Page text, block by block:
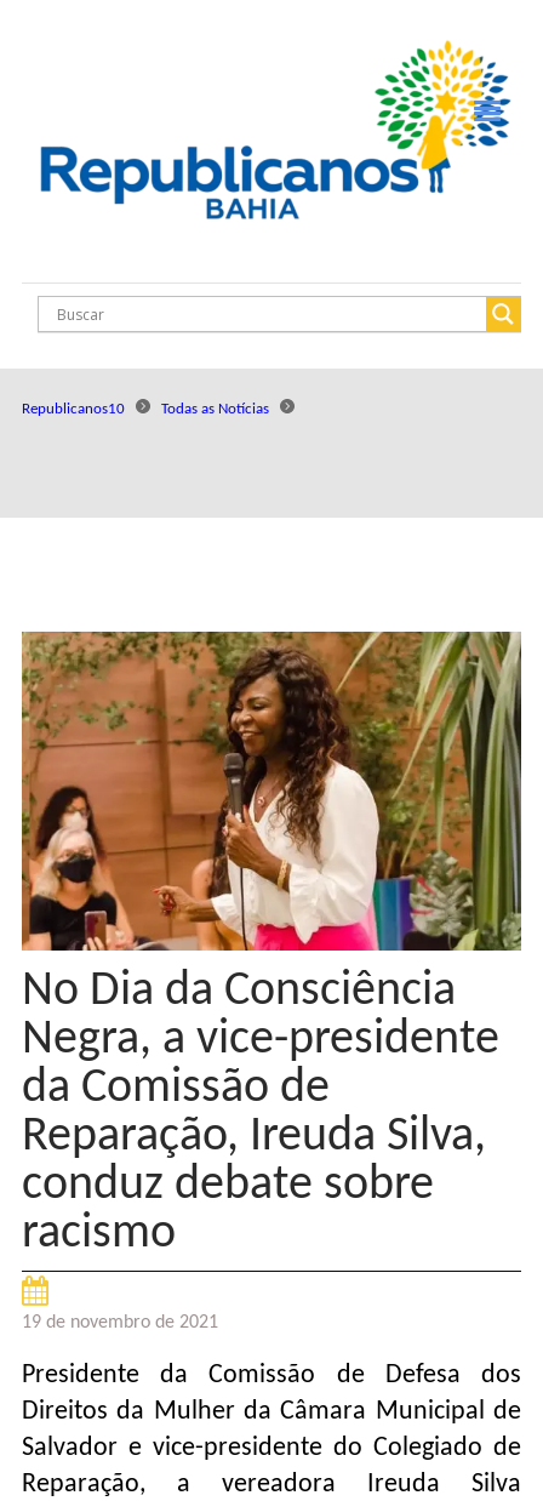
Republicanos10 Todas as Notícias
No Dia da Consciência
Negra, a vice-presidente
da Comissão de
Reparação, Ireuda Silva,
conduz debate sobre
racismo
19 de novembro de 2021
Presidente da Comissão de Defesa dos
Direitos da Mulher da Câmara Municipal de
Salvador e vice-presidente do Colegiado de
Reparação, a vereadora Ireuda Silva